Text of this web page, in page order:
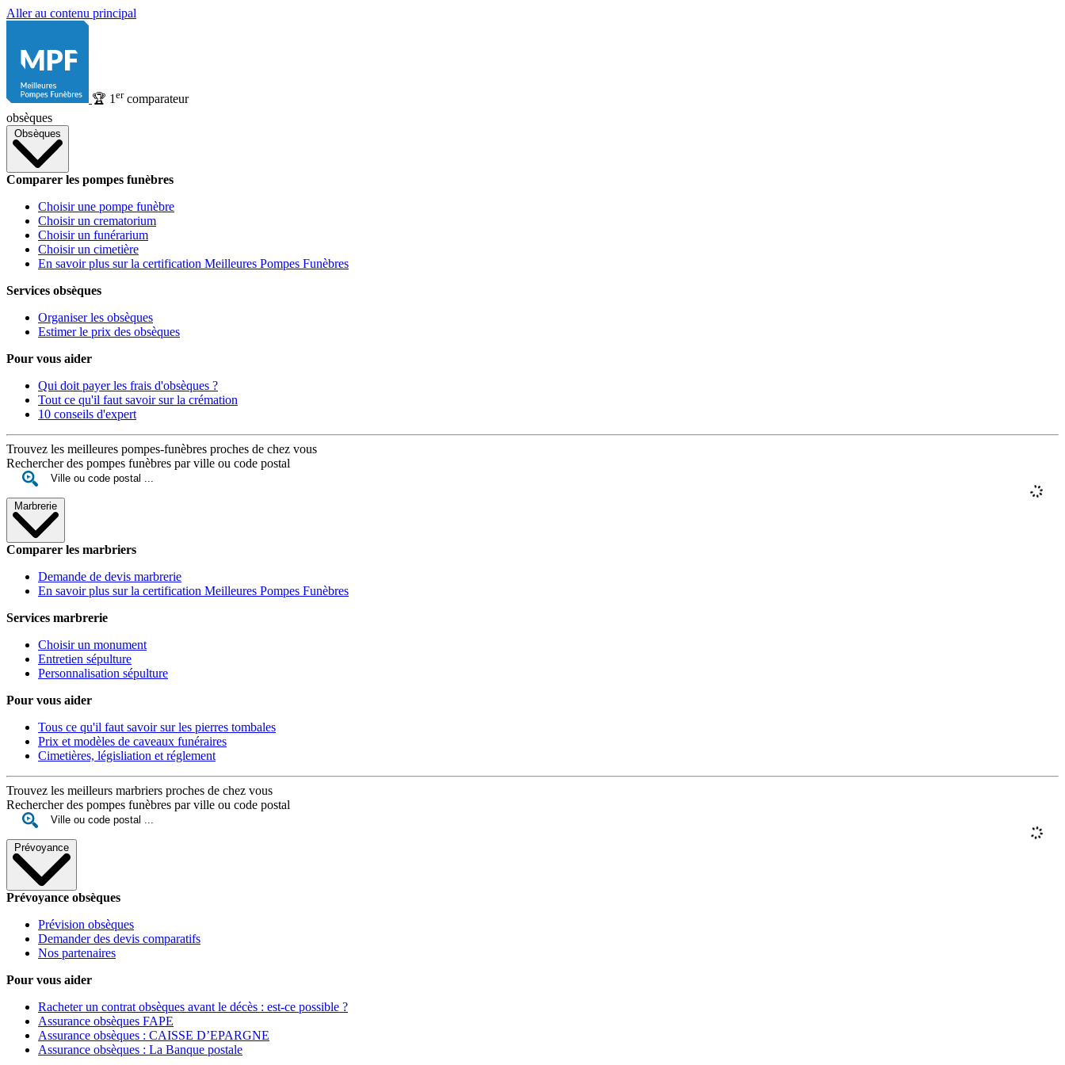
Aller au contenu principal
🏆 1 ercomparateur
obsèques
Obsèques
Comparer les pompes funèbres
Choisir une pompe funèbre
Choisir un crematorium
Choisir un funérarium
Choisir un cimetière
En savoir plus sur la certification Meilleures Pompes Funèbres
Services obsèques
Organiser les obsèques
Estimer le prix des obsèques
Pour vous aider
Qui doit payer les frais d'obsèques ?
Tout ce qu'il faut savoir sur la crémation
10 conseils d'expert
Trouvez les meilleures pompes-funèbres proches de chez vous
Rechercher des pompes funèbres par ville ou code postal
Marbrerie
Comparer les marbriers
Demande de devis marbrerie
En savoir plus sur la certification Meilleures Pompes Funèbres
Services marbrerie
Choisir un monument
Entretien sépulture
Personnalisation sépulture
Pour vous aider
Tous ce qu'il faut savoir sur les pierres tombales
Prix et modèles de caveaux funéraires
Cimetières, législiation et réglement
Trouvez les meilleurs marbriers proches de chez vous
Rechercher des pompes funèbres par ville ou code postal
Prévoyance
Prévoyance obsèques
Prévision obsèques
Demander des devis comparatifs
Nos partenaires
Pour vous aider
Racheter un contrat obsèques avant le décès : est-ce possible ?
Assurance obsèques FAPE
Assurance obsèques : CAISSE D’EPARGNE
Assurance obsèques : La Banque postale